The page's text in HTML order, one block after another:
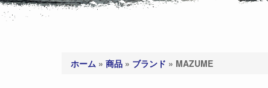
ホーム » 商品 » ブランド » MAZUME